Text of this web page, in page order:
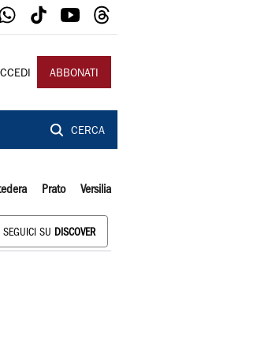
ABBONATI
CERCA
Prato Versilia
SEGUICI SU DISCOVER